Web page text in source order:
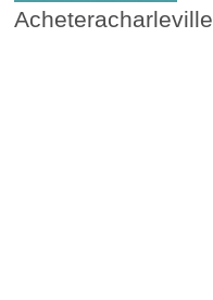
Acheteracharleville